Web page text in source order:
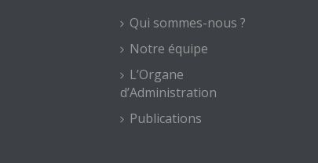
Qui sommes-nous ?
Notre équipe
L’Organe
d’Administration
Publications